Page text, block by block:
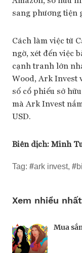
sang phương tiện
Cách làm việc từ
ngờ, xét đến việc
cạnh tranh lớn
Wood, Ark Invest
số cổ phiếu sở
mà Ark Invest
USD.
Biên dịch:Minh
Tag: #ark invest, #
Xem nhiều nhất
Mua
Nhà
Kiểm